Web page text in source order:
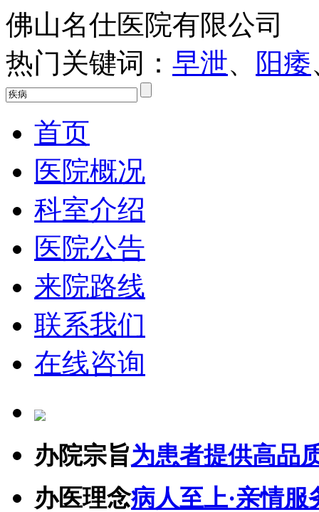
佛山名仕医院有限公司
热门关键词： 早泄、 阳痿
首页
医院概况
科室介绍
医院公告
来院路线
联系我们
在线咨询
办院宗旨为患者提供高品
办医理念病人至上·亲情服